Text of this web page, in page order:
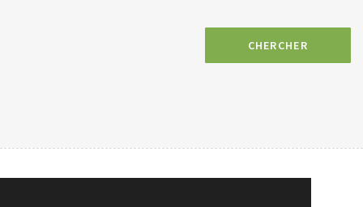
CHERCHER